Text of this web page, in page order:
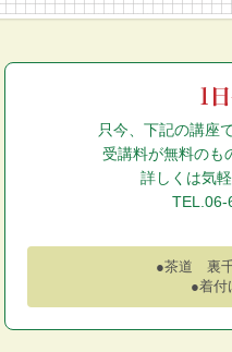
只今、下記の講座
受講料が無料のも
詳しくは気
TEL.06-
●茶道 裏
●着